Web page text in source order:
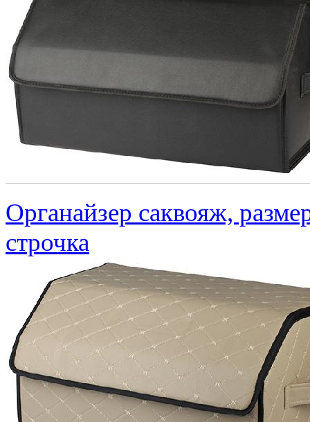
Органайзер саквояж,
строчка